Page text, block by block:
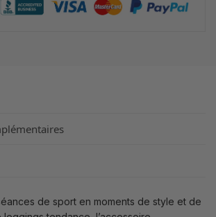
de sport en moments de style et de